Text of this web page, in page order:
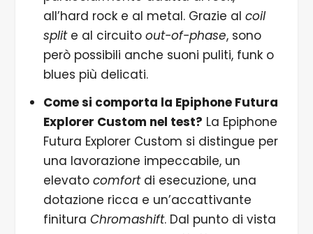
all’hard rock e al metal. Grazie al coil
split e al circuito out-of-phase, sono
però possibili anche suoni puliti, funk o
blues più delicati.
Come si comporta la Epiphone Futura
Explorer Custom nel test? La Epiphone
Futura Explorer Custom si distingue per
una lavorazione impeccabile, un
elevato comfort di esecuzione, una
dotazione ricca e un’accattivante
finitura Chromashift. Dal punto di vista